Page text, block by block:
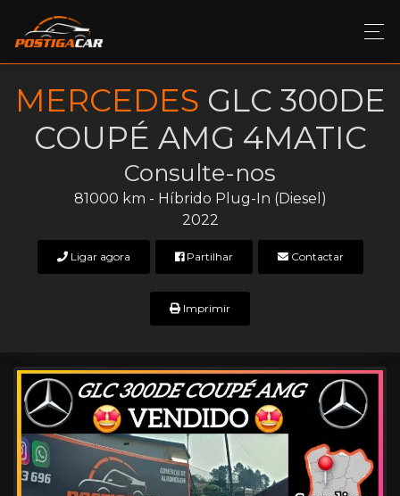
MERCEDES GLC 300DE
COUPÉ AMG 4MATIC
Consulte-nos
81000 km - Híbrido Plug-In (Diesel)
2022
Ligar agora Partilhar Contactar
Imprimir